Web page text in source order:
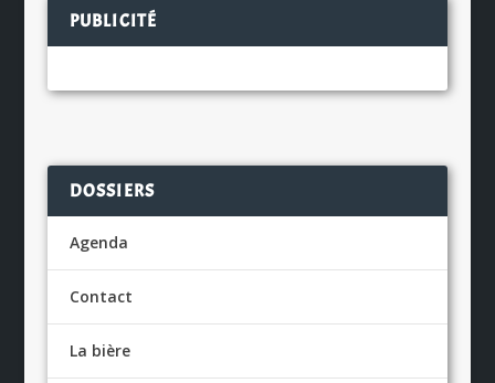
PUBLICITÉ
DOSSIERS
Agenda
Contact
La bière